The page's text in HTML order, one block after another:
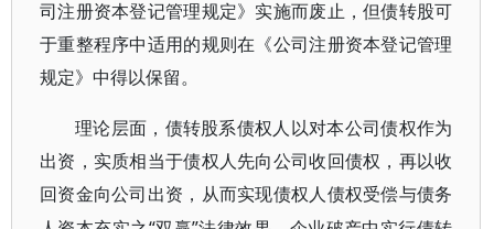
司注册资本登记管理规定》实施而废止，但债转股可
于重整程序中适用的规则在《公司注册资本登记管理
规定》中得以保留。
理论层面，债转股系债权人以对本公司债权作为
出资，实质相当于债权人先向公司收回债权，再以收
回资金向公司出资，从而实现债权人债权受偿与债务